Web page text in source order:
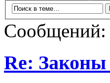
Сообщений:
Re: